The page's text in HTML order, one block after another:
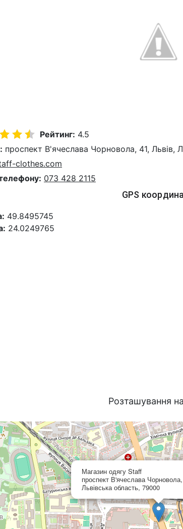
Рейтинг: 4.5
проспект В'ячеслава Чорновола, 41, Львів,
clothes.com
073 428 2115
GPS
49.8495745
24.0249765
Розташування
Магазин одягу Staff
проспект В'ячеслава
Львівська область, 79000